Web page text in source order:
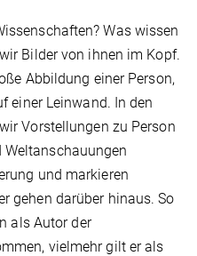
Was wissen
Bilder von ihnen im Kopf.
Abbildung einer Person,
einer Leinwand. In den
Vorstellungen zu Person
Weltanschauungen
und markieren
gehen darüber hinaus. So
als Autor der
vielmehr gilt er als